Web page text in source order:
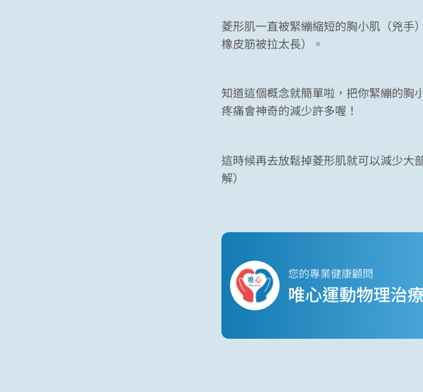
菱形肌一直被緊繃縮短的胸小肌（兇手
橡皮筋被拉太長）。
知道這個概念就簡單啦，把你緊繃的胸
疼痛會神奇的減少許多喔！
這時候再去放鬆掉菱形肌就可以減少大
解）
您的專業健康顧問
唯心運動物理治